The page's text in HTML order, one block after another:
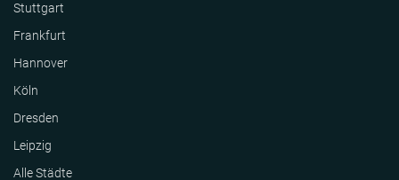
Stuttgart
Frankfurt
Hannover
Köln
Dresden
Leipzig
Alle Städte